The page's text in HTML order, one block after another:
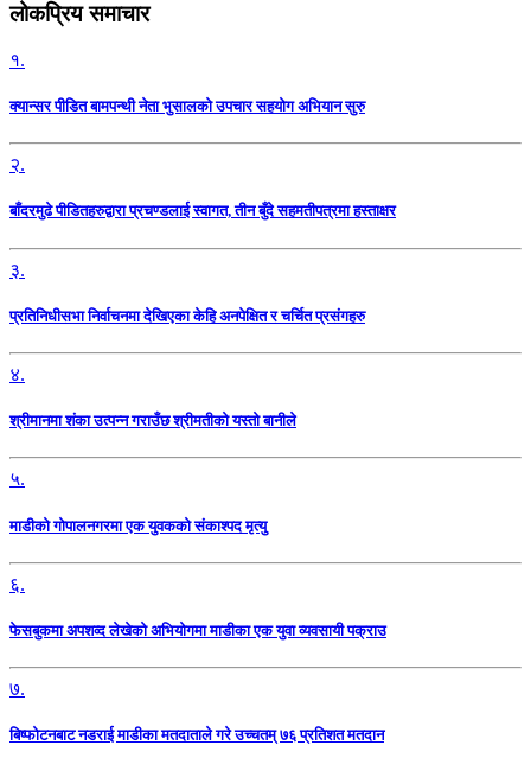
लोकप्रिय समाचार
१.
क्यान्सर पीडित बामपन्थी नेता भुसालकाे उपचार सहयोग अभियान सुरु
२.
बाँदरमुढे पीडितहरुद्वारा प्रचण्डलाई स्वागत, तीन बुँदे सहमतीपत्रमा हस्ताक्षर
३.
प्रतिनिधीसभा निर्वाचनमा देखिएका केहि अनपेक्षित र चर्चित प्रसंगहरु
४.
श्रीमानमा शंका उत्पन्न गराउँछ श्रीमतीको यस्तो बानीले
५.
माडीको गोपालनगरमा एक युवकको संकाश्पद मृत्यु
६.
फेसबुकमा अपशव्द लेखेको अभियोगमा माडीका एक युवा व्यवसायी पक्राउ
७.
बिष्फोटनबाट नडराई माडीका मतदाताले गरे उच्चतम् ७६ प्रतिशत मतदान